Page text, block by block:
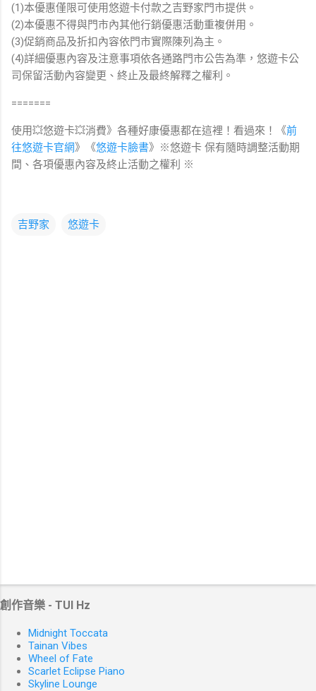
(1)本優惠僅限可使用悠遊卡付款之吉野家門市提供。
(2)本優惠不得與門市內其他行銷優惠活動重複併用。
(3)促銷商品及折扣內容依門市實際陳列為主。
(4)詳細優惠內容及注意事項依各通路門市公告為準，悠遊卡公
司保留活動內容變更、終止及最終解釋之權利。
=======
使用💥悠遊卡💥消費》各種好康優惠都在這裡！看過來！《前
往悠遊卡官網》《悠遊卡臉書》※悠遊卡 保有隨時調整活動期
間、各項優惠內容及終止活動之權利 ※
吉野家 悠遊卡
創作音樂 - TUI Hz
Midnight Toccata
Tainan Vibes
Wheel of Fate
Scarlet Eclipse Piano
Skyline Lounge